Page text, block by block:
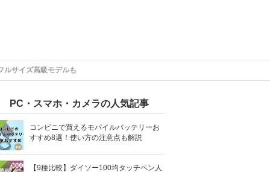
ルサイズ高級モデルも
PC・スマホ・カメラの人気記事
コンビニで買えるモバイルバッテリーお
すすめ8選！使い方の注意点も解説
【9種比較】ダイソー100均タッチペン人